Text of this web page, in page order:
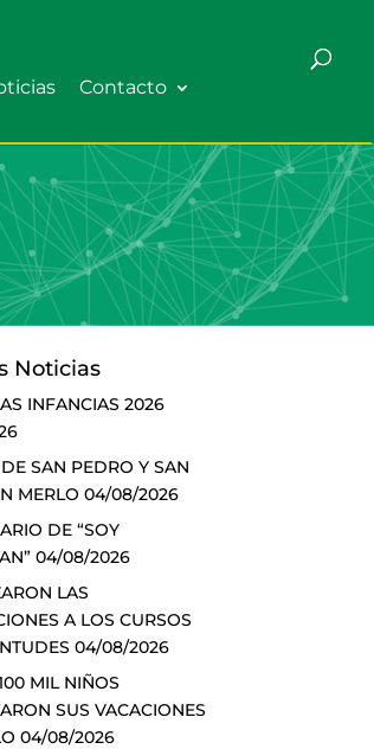
Contacto
Noticias
INFANCIAS 2026
SAN PEDRO Y SAN
MERLO 04/08/2026
DE “SOY
04/08/2026
LAS
A LOS CURSOS
04/08/2026
MIL NIÑOS
SUS VACACIONES
04/08/2026